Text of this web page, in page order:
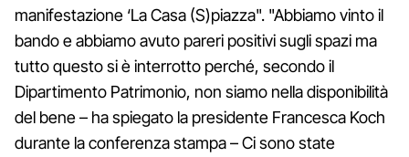
manifestazione ‘La Casa (S)piazza". "Abbiamo vinto il
bando e abbiamo avuto pareri positivi sugli spazi ma
tutto questo si è interrotto perché, secondo il
Dipartimento Patrimonio, non siamo nella disponibilità
del bene – ha spiegato la presidente Francesca Koch
durante la conferenza stampa – Ci sono state